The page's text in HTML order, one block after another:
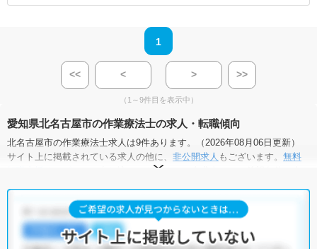
1
<< < > >>
（1～9件目を表示中）
愛知県北名古屋市の作業療法士の求人・転職傾向
北名古屋市の作業療法士求人は9件あります。（2026年08月06日更新）
サイト上に掲載されている求人の他に、 非公開求人 もございます。 無料
にお申し込みいただくと、全求人からご希望条件に合
北名古屋市の作業療法士求人では以下のような条件が人気です。
土日祝休・積極採用中・ 残業少なめ 正社員(正職員)
・クリニック・訪問リハビリ(在宅医療)・小児リハビリ